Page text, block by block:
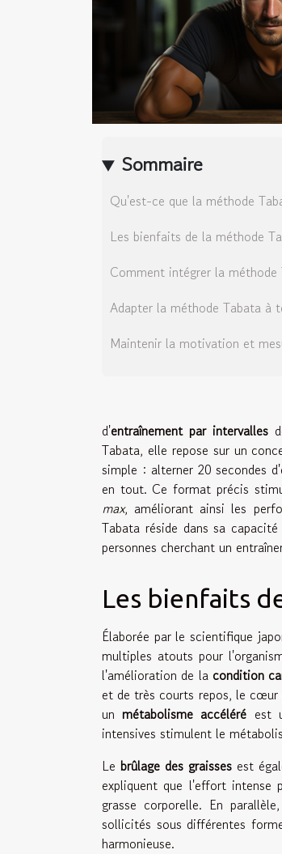
Sommaire
Qu'est-ce que la méthode
Les bienfaits de la méthode
Comment intégrer la
Adapter la méthode Tabata à
Maintenir la motivation et
d'entraînement par intervalles
Tabata, elle repose sur un
simple : alterner 20 secondes
en tout. Ce format précis
max, améliorant ainsi les
Tabata réside dans sa
personnes cherchant un
Les bienfaits
Élaborée par le scientifique
multiples atouts pour
l'amélioration de la condition
et de très courts repos, le cœur
unmétabolisme accéléré est
intensives stimulent le
Le brûlage des graissesest
expliquent que l'effort intense
grasse corporelle. En
sollicités sous différentes
harmonieuse.